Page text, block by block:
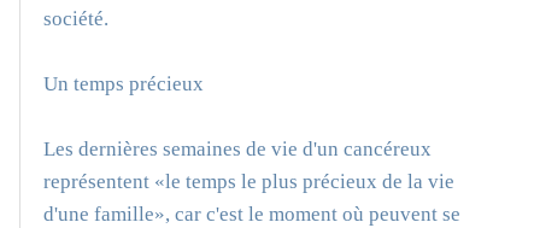
société.
Un temps précieux
Les dernières semaines de vie d'un cancéreux
représentent «le temps le plus précieux de la vie
d'une famille», car c'est le moment où peuvent se